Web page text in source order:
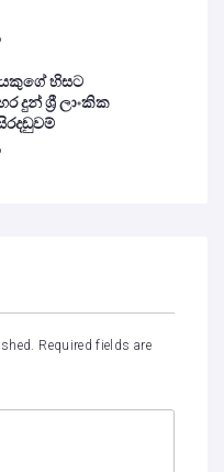
හිසට
දුන් ශ්‍රී ලාංකික
Required fields are